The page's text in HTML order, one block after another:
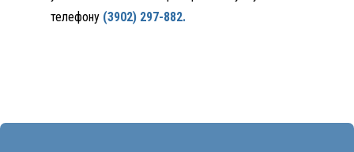
телефону (3902) 297-882.
+7
Нажимая кнопку отправить, я даю